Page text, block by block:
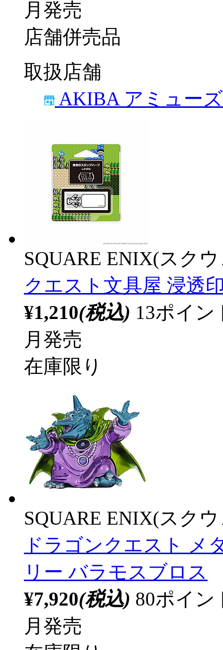
月発売
店舗併売品
取扱店舗
AKIBA アミュー
SQUARE ENIX(スク
クエスト文具屋 浸透
¥1,210(税込) 13ポイ
月発売
在庫限り
SQUARE ENIX(スク
ドラゴンクエスト メ
リー バラモスブロス
¥7,920(税込) 80ポイ
月発売